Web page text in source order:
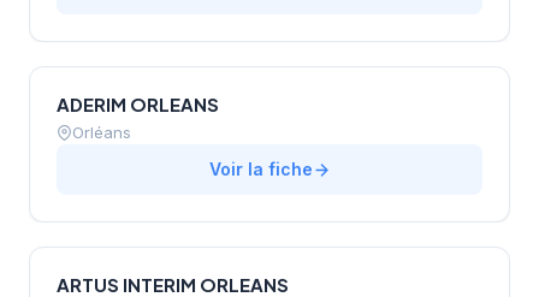
ADERIM ORLEANS
Orléans
Voir la fiche
ARTUS INTERIM ORLEANS